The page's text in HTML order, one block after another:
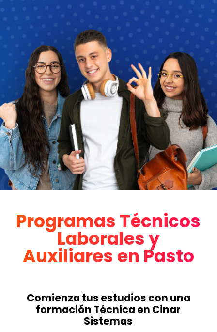
Programas Técnicos
Laborales y
Auxiliares en Pasto
Comienza tus estudios con una
formación Técnica en Cinar
Sistemas